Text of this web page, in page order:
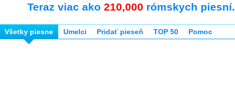
Teraz viac ako 210,000 rómskych piesní.
Všetky piesne Umelci Pridať pieseň TOP 50 Pomoc